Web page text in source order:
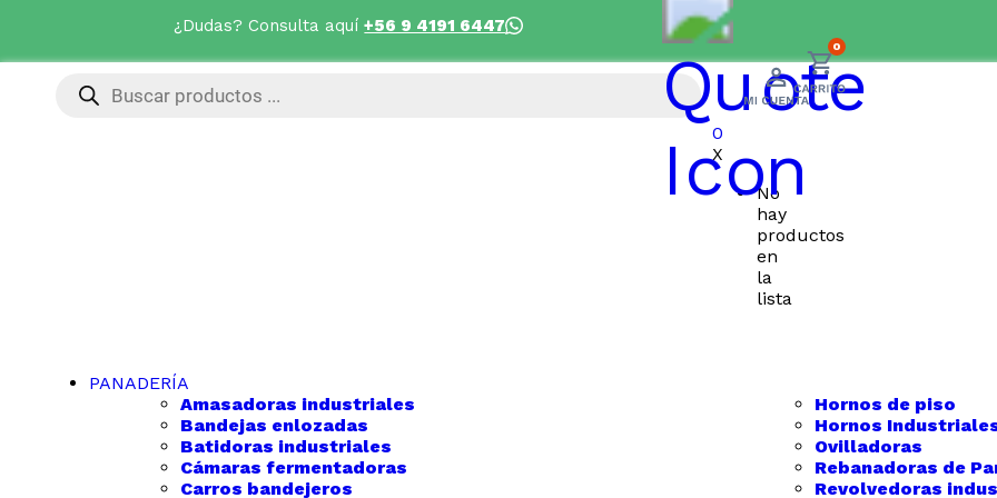
¿Dudas? Consulta aquí+56 9 4191 6447 Despacho 5 días
0
X
No
hay
productos
en
la
lista
0
PANADERÍA
Amasadoras industriales
Bandejas enlozadas
Batidoras industriales
Cámaras fermentadoras
Carros bandejeros
Hornos de piso
Hornos
Ovilladoras
Rebanadoras de
Revolvedoras